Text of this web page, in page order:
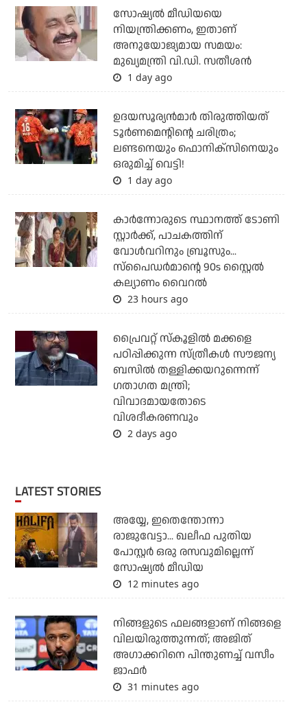
സോഷ്യല്‍ മീഡിയയെ
നിയന്ത്രിക്കണം, ഇതാണ്
അനുയോജ്യമായ സമയം:
മുഖ്യമന്ത്രി വി.ഡി. സതീശന്‍
1 day ago
ഉദയസൂര്യന്‍മാര്‍ തിരുത്തിയത്
ടൂര്‍ണമെന്റിന്റെ ചരിത്രം;
ലണ്ടനെയും ഫൊനിക്‌സിനെയും
ഒരുമിച്ച് വെട്ടി!
1 day ago
കാര്‍ന്നോരുടെ സ്ഥാനത്ത് ടോണി
സ്റ്റാര്‍ക്ക്, പാചകത്തിന്
വോള്‍വറിനും ബ്രൂസും...
സ്‌പൈഡര്‍മാന്റെ 90s സ്റ്റൈല്‍
കല്യാണം വൈറല്‍
23 hours ago
പ്രൈവറ്റ് സ്‌കൂളില്‍ മക്കളെ
പഠിപ്പിക്കുന്ന സ്ത്രീകള്‍ സൗജന്യ
ബസില്‍ തള്ളിക്കയറുന്നെന്ന്
ഗതാഗത മന്ത്രി;
വിവാദമായതോടെ
വിശദീകരണവും
2 days ago
LATEST STORIES
അയ്യേ, ഇതെന്തോന്നാ
രാജുവേട്ടാ... ഖലീഫ പുതിയ
പോസ്റ്റര്‍ ഒരു രസവുമില്ലെന്ന്
സോഷ്യല്‍ മീഡിയ
12 minutes ago
നിങ്ങളുടെ ഫലങ്ങളാണ് നിങ്ങളെ
വിലയിരുത്തുന്നത്; അജിത്
അഗാക്കറിനെ പിന്തുണച്ച് വസീം
ജാഫര്‍
31 minutes ago